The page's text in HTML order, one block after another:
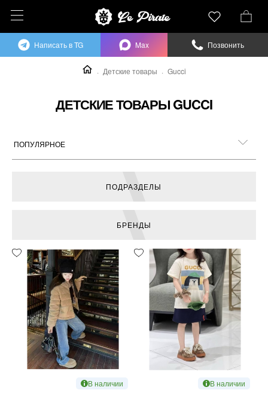
Детские товары Gucci
ДЕТСКИЕ ТОВАРЫ GUCCI
ПОДРАЗДЕЛЫ
БРЕНДЫ
В наличии В наличии
Написать в TG Max Позвонить